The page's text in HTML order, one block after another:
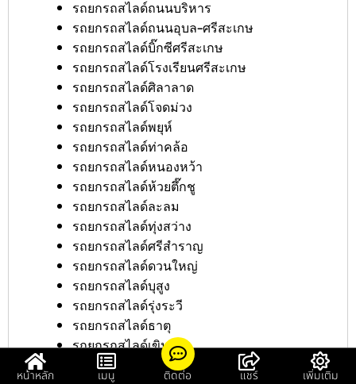
รถยกรถสไลด์ถนนบริหาร
รถยกรถสไลด์ถนนอุบล-ศรีสะเกษ
รถยกรถสไลด์บิ๊กซีศรีสะเกษ
รถยกรถสไลด์โรงเรียนศรีสะเกษ
รถยกรถสไลด์ศิลาลาด
รถยกรถสไลด์โจดม่วง
รถยกรถสไลด์พยุห์
รถยกรถสไลด์ท่าคล้อ
รถยกรถสไลด์หนองหว้า
รถยกรถสไลด์ห้วยตึ๊กชู
รถยกรถสไลด์ละลม
รถยกรถสไลด์ทุ่งสว่าง
รถยกรถสไลด์ศรีสำราญ
รถยกรถสไลด์ดวนใหญ่
รถยกรถสไลด์บุสูง
รถยกรถสไลด์รุ่งระวี
รถยกรถสไลด์ธาตุ
รถยกรถสไลด์เขิน
รถยกรถสไลด์คูบ
หน้าหลัก เมนู ติดต่อ แชร์ เพิ่มเติม